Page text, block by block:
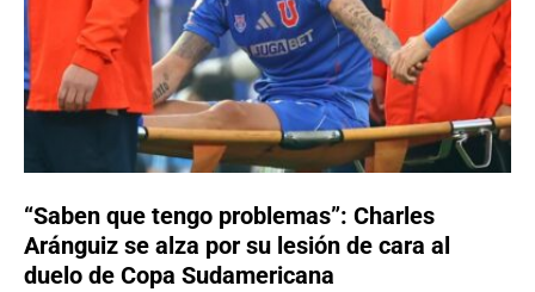
“Saben que tengo problemas”: Charles
Aránguiz se alza por su lesión de cara al
duelo de Copa Sudamericana